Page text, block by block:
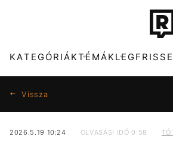
KATEGÓRIÁKTÉMÁK
Vissza
2026.5.19 10:24 OLVASÁSI IDŐ 0:58